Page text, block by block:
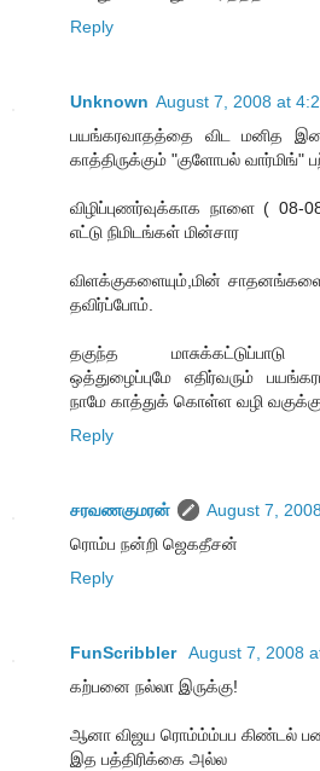
Reply
Unknown August 7, 2008 at
பயங்கரவாதத்தை விட மனித
காத்திருக்கும் "குளோபல் வார்மிங்"
விழிப்புணர்வுக்காக நாளை ( 08-
எட்டு நிமிடங்கள் மின்சார
விளக்குகளையும்,மின்
தவிர்ப்போம்.
தகுந்த மாசுக்கட்டுப்பாடு
ஒத்துழைப்புமே எதிர்வரும்
நாமே காத்துக் கொள்ள வழி
Reply
சரவணகுமரன்
August 7,
ரொம்ப நன்றி ஜெகதீசன்
Reply
FunScribbler August 7, 2008
கற்பனை நல்லா இருக்கு!
ஆனா விஜய ரொம்ம்ம்பப கிண்டல்
இத பத்திரிக்கை அல்ல